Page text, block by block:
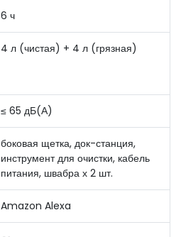
6 ч
4 л (чистая) + 4 л (грязная)
≤ 65 дБ(А)
боковая щетка, док-станция,
инструмент для очистки, кабель
питания, швабра х 2 шт.
Amazon Alexa